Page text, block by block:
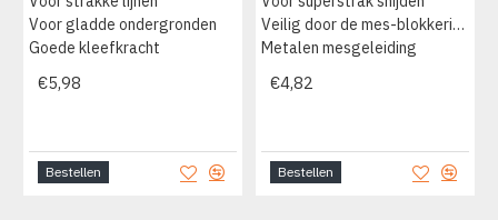
Voor gladde ondergronden
Goede kleefkracht
€5,98
Bestellen
Veilig door de mes-blokkering
Metalen mesgeleiding
€4,82
Bestellen